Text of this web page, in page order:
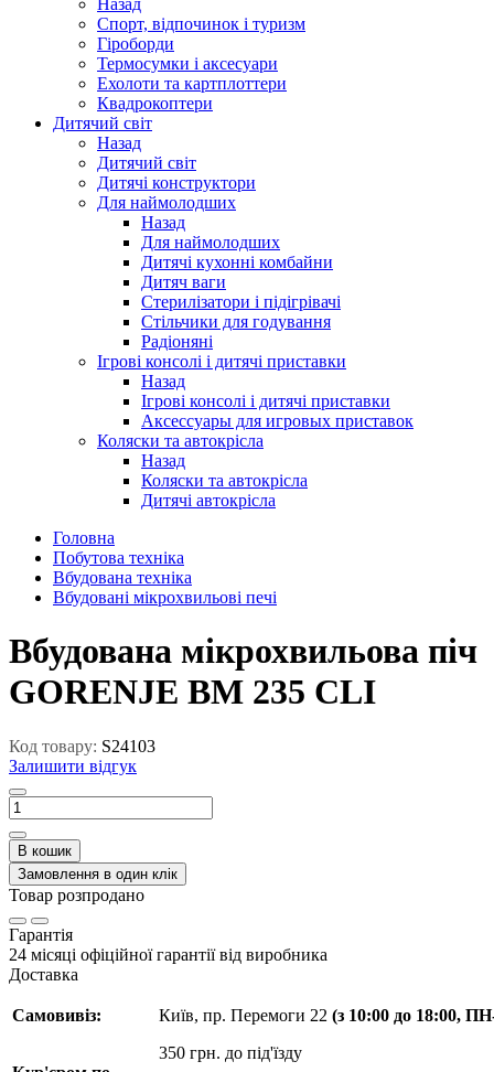
Назад
Спорт, відпочинок і туризм
Гіроборди
Термосумки і аксесуари
Ехолоти та картплоттери
Квадрокоптери
Дитячий світ
Назад
Дитячий світ
Дитячі конструктори
Для наймолодших
Назад
Для наймолодших
Дитячі кухонні комбайни
Дитяч ваги
Стерилізатори і підігрівачі
Стільчики для годування
Радіоняні
Ігрові консолі і дитячі приставки
Назад
Ігрові консолі і дитячі приставки
Аксессуары для игровых приставок
Коляски та автокрісла
Назад
Коляски та автокрісла
Дитячі автокрісла
Головна
Побутова техніка
Вбудована техніка
Вбудовані мікрохвильові печі
Вбудована мікрохвильова піч
GORENJE BM 235 CLI
Код товару: S24103
Залишити відгук
В кошик
Замовлення в один клік
Товар розпродано
Гарантія
24 місяці офіційної гарантії від виробника
Доставка
Самовивіз: Київ, пр. Перемоги 22 (з 10:00 до 18:00,
350 грн. до під'їзду